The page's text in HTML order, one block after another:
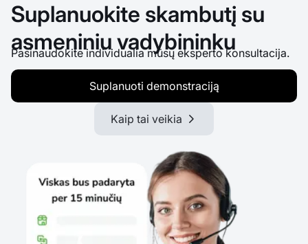
Suplanuokite skambutį su
asmeniniu vadybininku
Pasinaudokite individualia mūsų eksperto konsultacija.
Suplanuoti demonstraciją
Kaip tai veikia